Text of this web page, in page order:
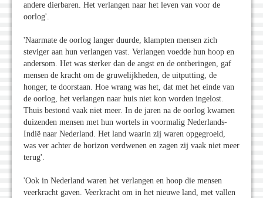
andere dierbaren. Het verlangen naar het leven van voor de
oorlog'.
'Naarmate de oorlog langer duurde, klampten mensen zich
steviger aan hun verlangen vast. Verlangen voedde hun hoop en
andersom. Het was sterker dan de angst en de ontberingen, gaf
mensen de kracht om de gruwelijkheden, de uitputting, de
honger, te doorstaan. Hoe wrang was het, dat met het einde van
de oorlog, het verlangen naar huis niet kon worden ingelost.
Thuis bestond vaak niet meer. In de jaren na de oorlog kwamen
duizenden mensen met hun wortels in voormalig Nederlands-
Indië naar Nederland. Het land waarin zij waren opgegroeid,
was ver achter de horizon verdwenen en zagen zij vaak niet meer
terug'.
'Ook in Nederland waren het verlangen en hoop die mensen
veerkracht gaven. Veerkracht om in het nieuwe land, met vallen